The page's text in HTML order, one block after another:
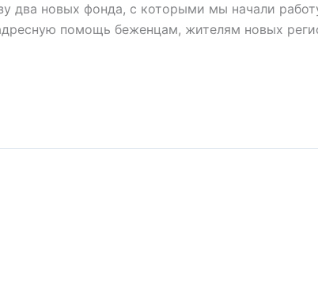
два новых фонда, с которыми мы начали
помощь беженцам, жителям новых